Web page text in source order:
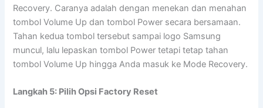
Recovery. Caranya adalah dengan menekan dan menahan
tombol Volume Up dan tombol Power secara bersamaan.
Tahan kedua tombol tersebut sampai logo Samsung
muncul, lalu lepaskan tombol Power tetapi tetap tahan
tombol Volume Up hingga Anda masuk ke Mode Recovery.
Langkah 5: Pilih Opsi Factory Reset